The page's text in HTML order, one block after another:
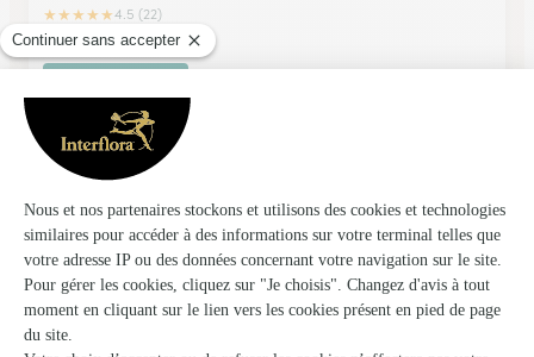
★★★★★4.5 (22)
83, rue du Martroy
Anis & Bergamote